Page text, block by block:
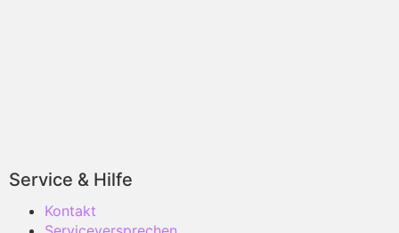
Service & Hilfe
Kontakt